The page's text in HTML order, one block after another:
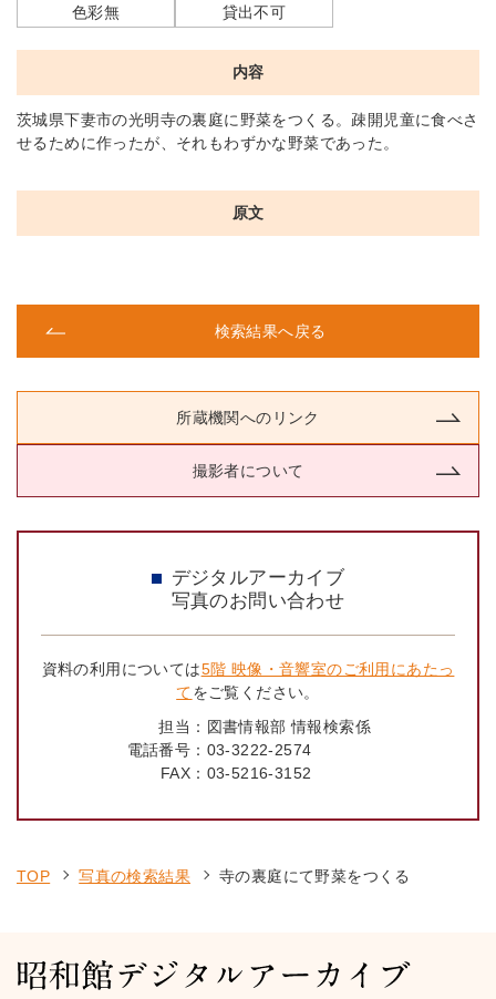
色彩無 貸出不可
内容
茨城県下妻市の光明寺の裏庭に野菜をつくる。疎開児童に食べさ
せるために作ったが、それもわずかな野菜であった。
原文
検索結果へ戻る
所蔵機関へのリンク
撮影者について
デジタルアーカイブ
写真のお問い合わせ
資料の利用については5階 映像・音響室のご利用にあたっ
てをご覧ください。
担当： 図書情報部 情報検索係
電話番号： 03-3222-2574
FAX： 03-5216-3152
TOP 写真の検索結果 寺の裏庭にて野菜をつくる